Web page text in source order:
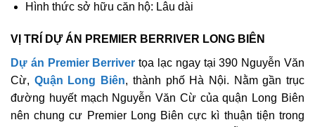
Hình thức sở hữu căn hộ: Lâu dài
VỊ TRÍ DỰ ÁN PREMIER BERRIVER LONG BIÊN
Dự án Premier Berriver tọa lạc ngay tại 390 Nguyễn Văn
Cừ, Quận Long Biên, thành phố Hà Nội. Nằm gần trục
đường huyết mạch Nguyễn Văn Cừ của quận Long Biên
nên chung cư Premier Long Biên cực kì thuận tiện trong